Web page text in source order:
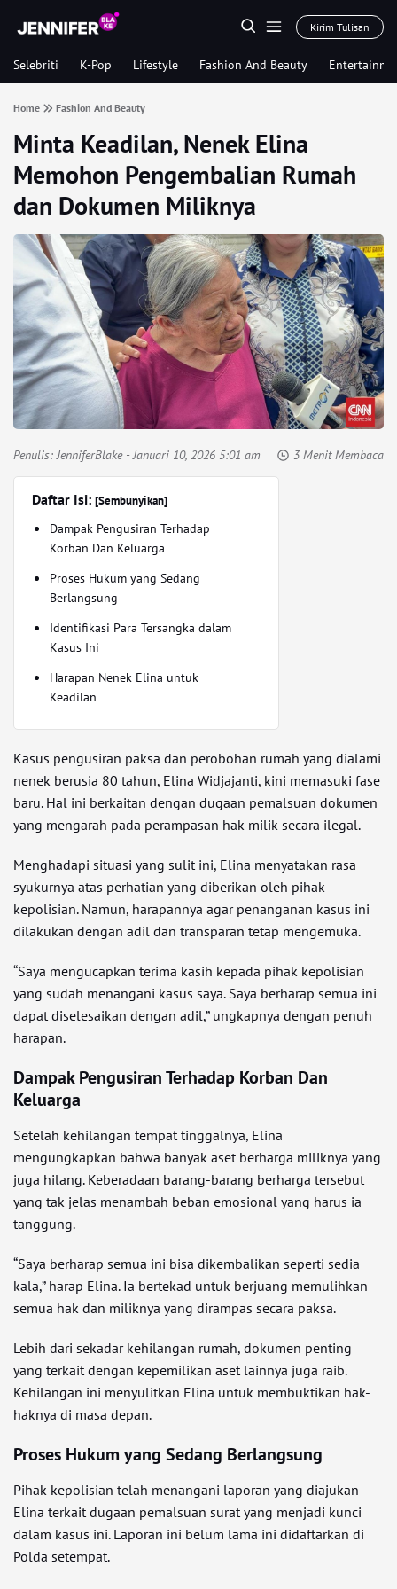
Kirim Tulisan
Selebriti K-Pop Lifestyle Fashion And Beauty
Home Fashion And Beauty
Minta Keadilan, Nenek Elina
Memohon Pengembalian Rumah
dan Dokumen Miliknya
Penulis:JenniferBlake- Januari 10, 2026 5:01 am 3 Menit Membaca
Daftar Isi: [Sembunyikan]
Dampak Pengusiran Terhadap
Korban Dan Keluarga
Proses Hukum yang Sedang
Berlangsung
Identifikasi Para Tersangka dalam
Kasus Ini
Harapan Nenek Elina untuk
Keadilan
Kasus pengusiran paksa dan perobohan rumah yang dialami
nenek berusia 80 tahun, Elina Widjajanti, kini memasuki fase
baru. Hal ini berkaitan dengan dugaan pemalsuan dokumen
yang mengarah pada perampasan hak milik secara ilegal.
Menghadapi situasi yang sulit ini, Elina menyatakan rasa
syukurnya atas perhatian yang diberikan oleh pihak
kepolisian. Namun, harapannya agar penanganan kasus ini
dilakukan dengan adil dan transparan tetap mengemuka.
“Saya mengucapkan terima kasih kepada pihak kepolisian
yang sudah menangani kasus saya. Saya berharap semua ini
dapat diselesaikan dengan adil,” ungkapnya dengan penuh
harapan.
Dampak Pengusiran Terhadap Korban Dan
Keluarga
Setelah kehilangan tempat tinggalnya, Elina
mengungkapkan bahwa banyak aset berharga miliknya yang
juga hilang. Keberadaan barang-barang berharga tersebut
yang tak jelas menambah beban emosional yang harus ia
tanggung.
“Saya berharap semua ini bisa dikembalikan seperti sedia
kala,” harap Elina. Ia bertekad untuk berjuang memulihkan
semua hak dan miliknya yang dirampas secara paksa.
Lebih dari sekadar kehilangan rumah, dokumen penting
yang terkait dengan kepemilikan aset lainnya juga raib.
Kehilangan ini menyulitkan Elina untuk membuktikan hak-
haknya di masa depan.
Proses Hukum yang Sedang Berlangsung
Pihak kepolisian telah menangani laporan yang diajukan
Elina terkait dugaan pemalsuan surat yang menjadi kunci
dalam kasus ini. Laporan ini belum lama ini didaftarkan di
Polda setempat.